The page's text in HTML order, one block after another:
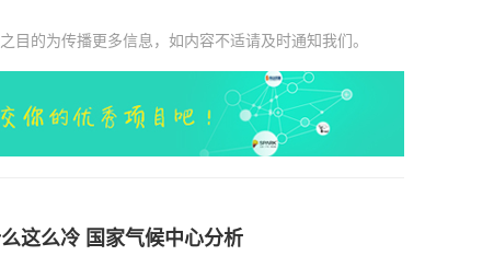
目的为传播更多信息，如内容不适请及时通知我们。
这么冷 国家气候中心分析